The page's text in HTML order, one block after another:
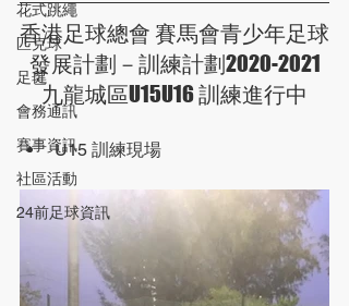
花式跳繩
匹克球
足毽
會務通訊
賽事資訊
社區活動
24前足球資訊
香港足球總會 賽馬會青少年足球
發展計劃－訓練計劃2020-2021
九龍城區U15U16 訓練進行中
U15 訓練現場